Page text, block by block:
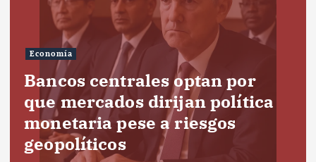
Economía
Bancos centrales optan por
que mercados dirijan política
monetaria pese a riesgos
geopolíticos